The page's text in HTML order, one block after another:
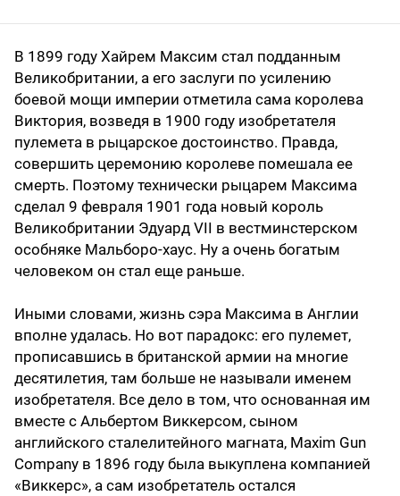
В 1899 году Хайрем Максим стал подданным
Великобритании, а его заслуги по усилению
боевой мощи империи отметила сама королева
Виктория, возведя в 1900 году изобретателя
пулемета в рыцарское достоинство. Правда,
совершить церемонию королеве помешала ее
смерть. Поэтому технически рыцарем Максима
сделал 9 февраля 1901 года новый король
Великобритании Эдуард VII в вестминстерском
особняке Мальборо-хаус. Ну а очень богатым
человеком он стал еще раньше.
Иными словами, жизнь сэра Максима в Англии
вполне удалась. Но вот парадокс: его пулемет,
прописавшись в британской армии на многие
десятилетия, там больше не называли именем
изобретателя. Все дело в том, что основанная им
вместе с Альбертом Виккерсом, сыном
английского сталелитейного магната, Maxim Gun
Company в 1896 году была выкуплена компанией
«Виккерс», а сам изобретатель остался